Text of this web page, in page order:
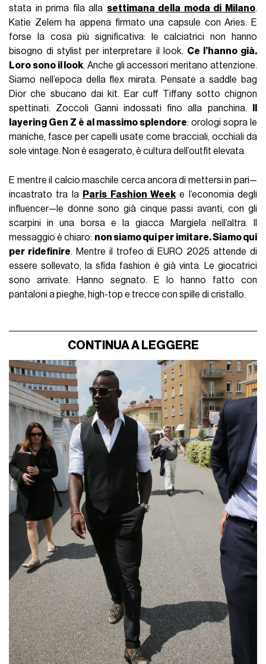
stata in prima fila alla settimana della moda di Milano.
Katie Zelem ha appena firmato una capsule con Aries. E
forse la cosa più significativa: le calciatrici non hanno
bisogno di stylist per interpretare il look. Ce l’hanno già.
Loro sono il look. Anche gli accessori meritano attenzione.
Siamo nell’epoca della flex mirata. Pensate a saddle bag
Dior che sbucano dai kit. Ear cuff Tiffany sotto chignon
spettinati. Zoccoli Ganni indossati fino alla panchina.
layering Gen Z è al massimo splendore: orologi sopra le
maniche, fasce per capelli usate come bracciali, occhiali da
sole vintage. Non è esagerato, è cultura dell’outfit elevata.
E mentre il calcio maschile cerca ancora di mettersi in pari—
incastrato tra la Paris Fashion Weeke l’economia degli
influencer—le donne sono già cinque passi avanti, con gli
scarpini in una borsa e la giacca Margiela nell’altra. Il
messaggio è chiaro: non siamo qui per imitare. Siamo qui
per ridefinire. Mentre il trofeo di EURO 2025 attende di
essere sollevato, la sfida fashion è già vinta. Le giocatrici
sono arrivate. Hanno segnato. E lo hanno fatto con
pantaloni a pieghe, high-top e trecce con spille di cristallo.
CONTINUA A LEGGERE